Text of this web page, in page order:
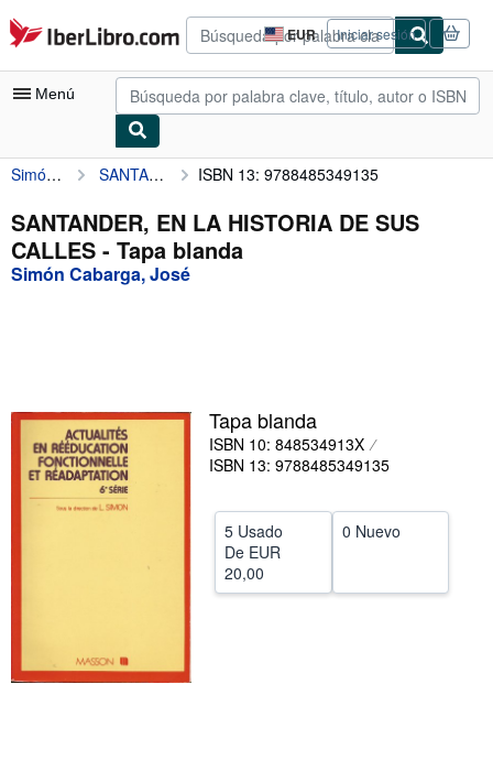
Pasar al contenido principal
IberLibro.com EUR
Preferencias
de
compra
del
Iniciar sesión
Menú
Mi cuenta
Consultar mis pedidos
Búsqueda avanzada
Vendedores
Comenzar a vender
Ayuda
CERRAR
Simón Cabarga, José SANTANDER, EN LA HISTORIA DE SUS CALLES ISBN 13: 9788485349135
SANTANDER, EN LA HISTORIA DE SUS
CALLES - Tapa blanda
Simón Cabarga, José
Tapa blanda
ISBN 10: 848534913X
ISBN 13: 9788485349135
5 Usado
De EUR
20,00
0 Nuevo